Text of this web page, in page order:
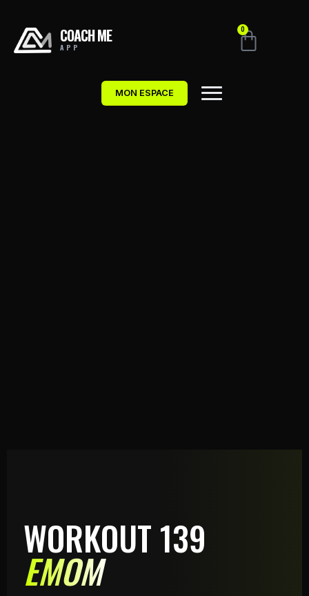
COACH ME
APP
0
MON ESPACE
WORKOUT 139
EMOM